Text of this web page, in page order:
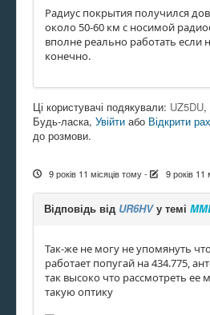
Радиус покрытия получился
около 50-60 км с носимой
вполне реально работать если
конечно.
Ці користувачі подякували: UZ5DU,
Будь-ласка, Увійти або Відкрити
до розмови.
9 років 11 місяців тому- 9 років 11
Відповідь від UR6HVу темі
Так-же не могу не упомянуть
работает попугай на 434.775,
так высоко что рассмотреть ее
такую оптику